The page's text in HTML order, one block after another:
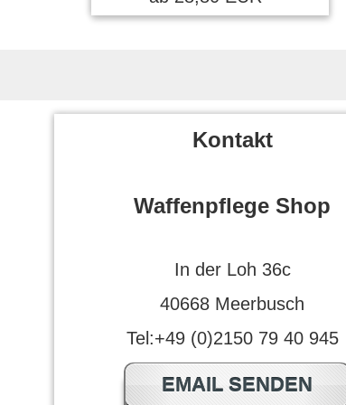
Kontakt
Waffenpflege Shop
In der Loh 36c
40668 Meerbusch
Tel:+49 (0)2150 79 40 945
EMAIL SENDEN